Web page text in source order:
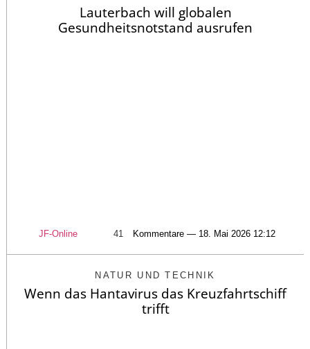
Lauterbach will globalen
Gesundheitsnotstand ausrufen
JF-Online 41 Kommentare — 18. Mai 2026 12:12
NATUR UND TECHNIK
Wenn das Hantavirus das Kreuzfahrtschiff
trifft